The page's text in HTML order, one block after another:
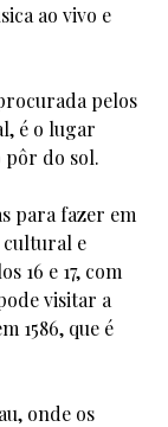
ao vivo e
pelos
é o lugar
pôr do sol.
para fazer em
cultural e
16 e 17, com
visitar a
1586, que é
onde os